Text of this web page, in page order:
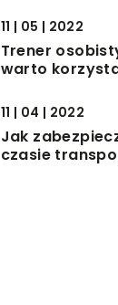
11 | 05 | 2022
Trener
warto
11 | 04 | 2022
Jak
czasie